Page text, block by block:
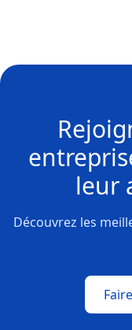
leur
Découvrez les